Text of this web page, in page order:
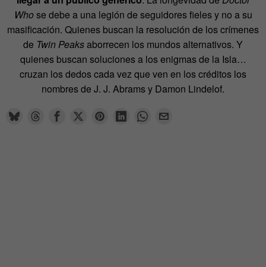
Whose debe a una legión de seguidores fieles y no a su
masificación. Quienes buscan la resolución de los crímenes
de Twin Peaksaborrecen los mundos alternativos. Y
quienes buscan soluciones a los enigmas de la Isla…
cruzan los dedos cada vez que ven en los créditos los
nombres de J. J. Abrams y Damon Lindelof.